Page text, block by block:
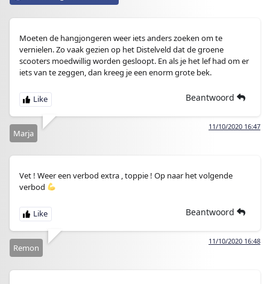
Moeten de hangjongeren weer iets anders zoeken om te
vernielen. Zo vaak gezien op het Distelveld dat de groene
scooters moedwillig worden gesloopt. En als je het lef had om er
iets van te zeggen, dan kreeg je een enorm grote bek.
Beantwoord
11/10/2020 16:47
Marja
Vet ! Weer een verbod extra , toppie ! Op naar het volgende
verbod
Beantwoord
11/10/2020 16:48
Remon